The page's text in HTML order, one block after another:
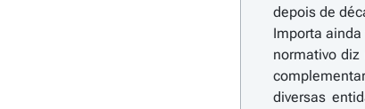
depois de
Importa
normativo
diversas